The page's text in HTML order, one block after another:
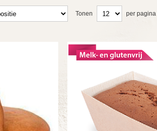
Tonen per pagina